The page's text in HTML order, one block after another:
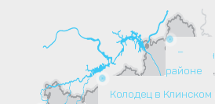
Колодец в Клинском
районе